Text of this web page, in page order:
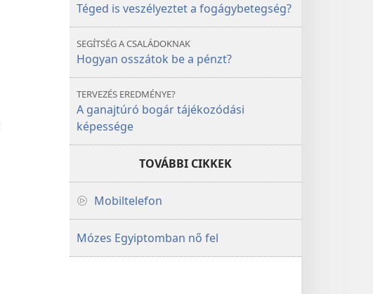
Téged is veszélyeztet a fogágybetegség?
SEGÍTSÉG A CSALÁDOKNAK
Hogyan osszátok be a pénzt?
TERVEZÉS EREDMÉNYE?
A ganajtúró bogár tájékozódási
képessége
TOVÁBBI CIKKEK
Mobiltelefon
Mózes Egyiptomban nő fel